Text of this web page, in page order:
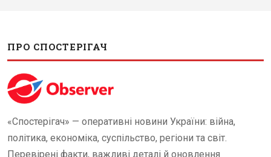
ПРО СПОСТЕРІГАЧ
«Спостерігач» — оперативні новини України: війна,
політика, економіка, суспільство, регіони та світ.
Перевірені факти, важливі деталі й оновлення